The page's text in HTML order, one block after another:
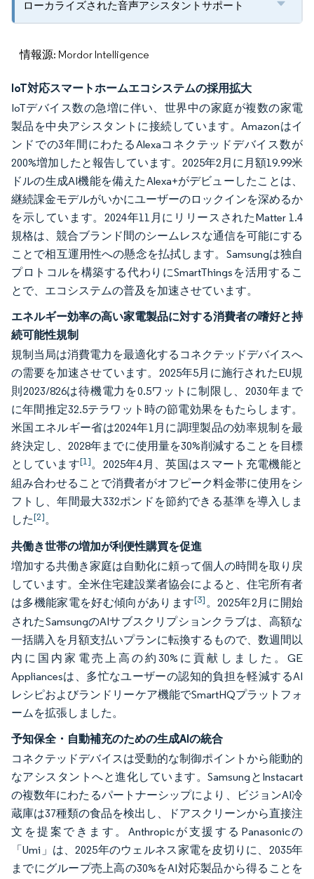
ローカライズされた音声アシスタントサポート
情報源: Mordor Intelligence
IoT対応スマートホームエコシステムの採用拡大
IoTデバイス数の急増に伴い、世界中の家庭が複数の家電
製品を中央アシスタントに接続しています。Amazonはイ
ンドでの3年間にわたるAlexaコネクテッドデバイス数が
200%増加したと報告しています。2025年2月に月額19.99米
ドルの生成AI機能を備えたAlexa+がデビューしたことは、
継続課金モデルがいかにユーザーのロックインを深めるか
を示しています。2024年11月にリリースされたMatter 1.4
規格は、競合ブランド間のシームレスな通信を可能にする
ことで相互運用性への懸念を払拭します。Samsungは独自
プロトコルを構築する代わりにSmartThingsを活用するこ
とで、エコシステムの普及を加速させています。
エネルギー効率の高い家電製品に対する消費者の嗜好と持
続可能性規制
規制当局は消費電力を最適化するコネクテッドデバイスへ
の需要を加速させています。2025年5月に施行されたEU規
則2023/826は待機電力を0.5ワットに制限し、2030年まで
に年間推定32.5テラワット時の節電効果をもたらします。
米国エネルギー省は2024年1月に調理製品の効率規制を最
終決定し、2028年までに使用量を30%削減することを目標
としています[1]。2025年4月、英国はスマート充電機能と
組み合わせることで消費者がオフピーク料金帯に使用をシ
フトし、年間最大332ポンドを節約できる基準を導入しま
した[2]。
共働き世帯の増加が利便性購買を促進
増加する共働き家庭は自動化に頼って個人の時間を取り戻
しています。全米住宅建設業者協会によると、住宅所有者
は多機能家電を好む傾向があります[3]。2025年2月に開始
されたSamsungのAIサブスクリプションクラブは、高額な
一括購入を月額支払いプランに転換するもので、数週間以
内に国内家電売上高の約30%に貢献しました。GE
Appliancesは、多忙なユーザーの認知的負担を軽減するAI
レシピおよびランドリーケア機能でSmartHQプラットフォ
ームを拡張しました。
予知保全・自動補充のための生成AIの統合
コネクテッドデバイスは受動的な制御ポイントから能動的
なアシスタントへと進化しています。SamsungとInstacart
の複数年にわたるパートナーシップにより、ビジョンAI冷
蔵庫は37種類の食品を検出し、ドアスクリーンから直接注
文を提案できます。Anthropicが支援するPanasonicの
「Umi」は、2025年のウェルネス家電を皮切りに、2035年
までにグループ売上高の30%をAI対応製品から得ることを